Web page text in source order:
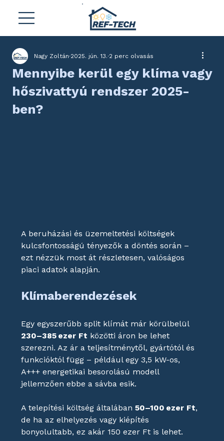
Mennyibe kerül egy klíma vagy
hőszivattyú rendszer 2025-
ben?
Nagy Zoltán 2025. jún. 13. 2 perc olvasás
A beruházási és üzemeltetési költségek
kulcsfontosságú tényezők a döntés során –
ezt nézzük most át részletesen, valóságos
piaci adatok alapján.
Klímaberendezések
Egy egyszerűbb split klímát már körülbelül
230–385 ezer Ft közötti áron be lehet
szerezni. Az ár a teljesítménytől, gyártótól és
funkcióktól függ – például egy 3,5 kW-os,
A+++ energetikai besorolású modell
jellemzően ebbe a sávba esik.
A telepítési költség általában 50–100 ezer Ft,
de ha az elhelyezés vagy kiépítés
bonyolultabb, ez akár 150 ezer Ft is lehet.